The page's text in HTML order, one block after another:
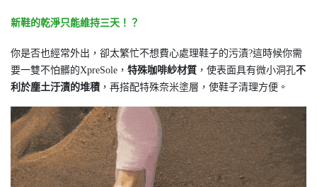
新鞋的乾淨只能維持三天！？
你是否也經常外出，卻太繁忙不想費心處理鞋子的污漬?這時候你需
要一雙不怕髒的XpreSole， 特殊咖啡紗材質 ，使表面具有微小洞孔不
利於塵土汙漬的堆積 ，再搭配特殊奈米塗層，使鞋子清理方便。